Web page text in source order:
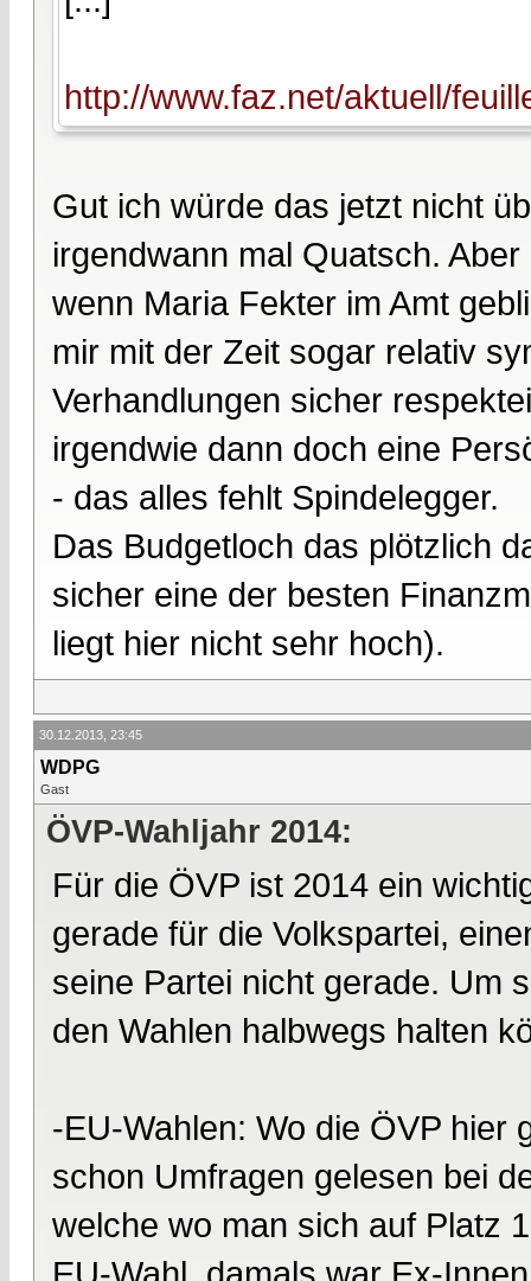
http://www.faz.net/aktuell/
Gut ich würde das jetzt nicht
irgendwann mal Quatsch.
wenn Maria Fekter im Amt
mir mit der Zeit sogar relativ
Verhandlungen sicher
irgendwie dann doch eine
- das alles fehlt Spindelegger.
Das Budgetloch das plötzlich
sicher eine der besten
liegt hier nicht sehr hoch).
30.12.2013, 23:45
WDPG
Gast
ÖVP-Wahljahr 2014:
Für die ÖVP ist 2014 ein
gerade für die Volkspartei,
seine Partei nicht gerade. Um
den Wahlen halbwegs halten
-EU-Wahlen: Wo die ÖVP hier
schon Umfragen gelesen bei
welche wo man sich auf Platz